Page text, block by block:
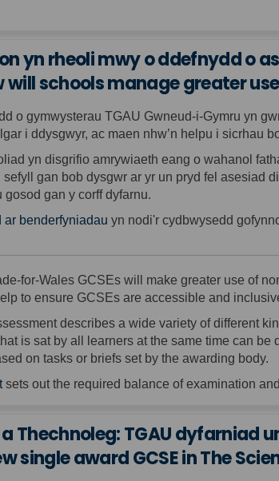
yn rheoli mwy o ddefnydd o
schools manage greater
o gymwysterau TGAU Gwneud-i-Gymru yn
i ddysgwyr, ac maen nhw’n helpu i sicrhau
yn disgrifio amrywiaeth eang o wahanol
gan bob dysgwr ar yr un pryd fel asesiad
gosod gan y corff dyfarnu.
ar benderfyniadau(External link)
yn nodi'r cydbwysedd
for-Wales GCSEs will make greater use of
to ensure GCSEs are accessible and
describes a wide variety ofdifferent
is sat by all learners at the same time can
on tasks or briefs set by the awarding body.
(External link)
sets out the required balance of examination
Thechnoleg: TGAU dyfarniad
single award GCSE in The